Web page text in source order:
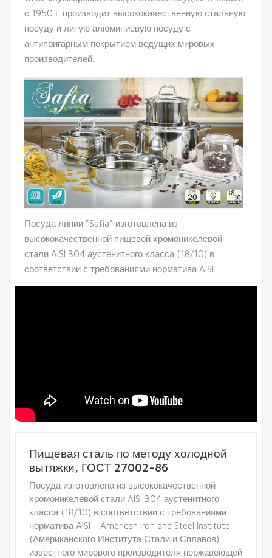
с 1950 г. производит высококачественную стальную
посуду и литую алюминиевую посуду с
антипригарным покрытием ведущих мировых
производителей.
Посуда линии "Safia" изготовлена из
высококачественной пищевой хромоникелевой
стали AISI 304 аустенитного класса (18/10) в
соответствии с требованиями норматива AISI.
Пищевая сталь по методу холодной
вытяжки, ГОСТ 27002-86
Посуда изготовлена из высококачественной
хромоникелевой стали AISI 304 аустенитного
класса (18/10) в соответствии с требованиями
норматива AISI – American Iron and Steel Institute
(Американского Института Стали и Сплавов)
известного мирового производителя нержавеющей